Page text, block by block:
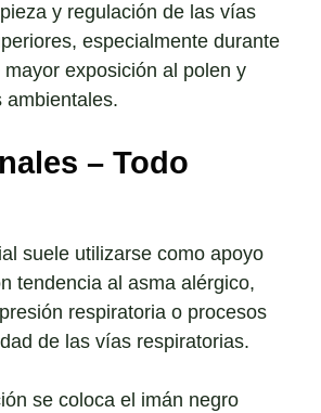
y regulación de las vías
especialmente durante
mayor exposición al polen y
ambientales.
– Todo
suele utilizarse como apoyo
tendencia al asma alérgico,
respiratoria o procesos
de las vías respiratorias.
se coloca el imán negro